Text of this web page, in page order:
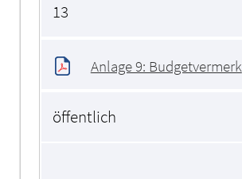
13
Anlage 9: Budgetvermerk
öffentlich